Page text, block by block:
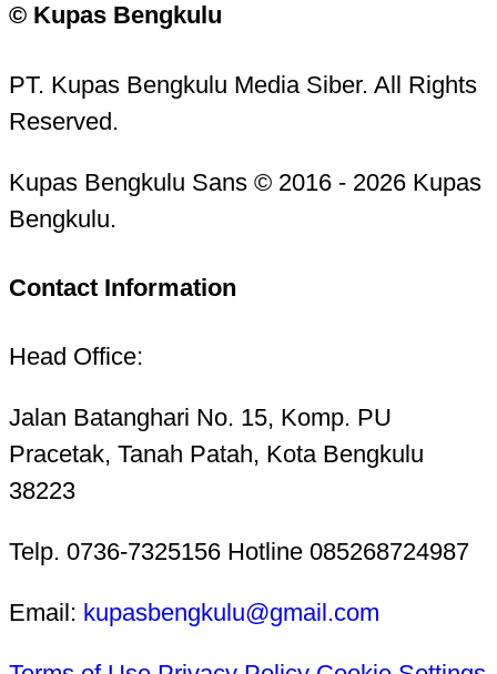
© Kupas Bengkulu
PT. Kupas Bengkulu Media Siber. All Rights
Reserved.
Kupas Bengkulu Sans © 2016 - 2026 Kupas
Bengkulu.
Contact Information
Head Office:
Jalan Batanghari No. 15, Komp. PU
Pracetak, Tanah Patah, Kota Bengkulu
38223
Telp. 0736-7325156 Hotline 085268724987
Email: kupasbengkulu@gmail.com